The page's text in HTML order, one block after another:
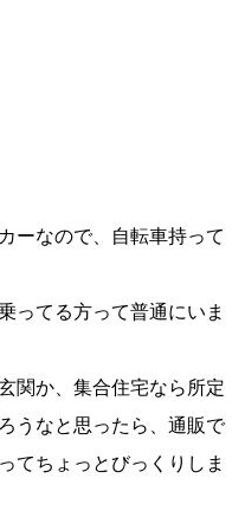
ーなので、自転車持って
ってる方って普通にいま
関か、集合住宅なら所定
うなと思ったら、通販で
てちょっとびっくりしま